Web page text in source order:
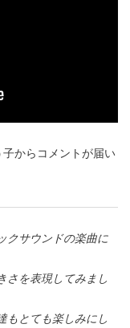
子からコメントが届い
クサウンドの楽曲に
さを表現してみまし
もとても楽しみにし